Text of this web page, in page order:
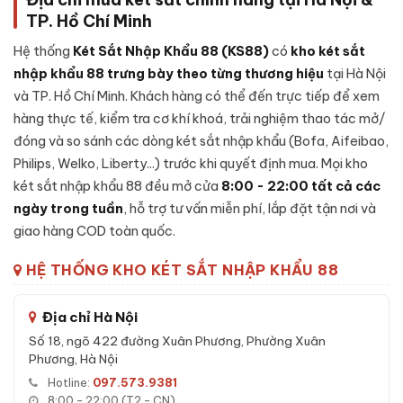
nguyên khối, đảm bảo khả năng chống đập phá và khoan
đục cao.
Cánh cửa đúc đặc:Cánh được đúc liền khối, có rãnh
chống cạy, đệm chống khói - duy trì khả năng kín khít
trong điều kiện nhiệt độ cao.
Lớp lõi chống cháy:Bên trong vỏ ngoài là lớp bê-tông
chống cháychuyên dụng kết hợp sợi cách nhiệt - giữ tài
sản nguyên vẹn khi xảy ra sự cố hoả hoạn.
Cơ cấu khoá:Khóa vân tay, được lắp đặt nguyên cụm từ
nhà sản xuất, tích hợp cảnh báo nhập sai liên tục.
Hệ thống chốt:Chốt thép 4 chiều bằng inox, kích thước
lớn - chống được các công cụ phá khoá thông dụng.
Đặc tính kỹ thuật Két sắt Aifeibao
BENSON120 Face ID vân tay chính hãng
TP. Hồ Chí Minh
Hệ thống Két Sắt Nhập Khẩu 88 (KS88)có kho két sắt
nhập khẩu 88 trưng bày theo từng thương hiệu tại Hà Nội
và TP. Hồ Chí Minh. Khách hàng có thể đến trực tiếp để xem
hàng thực tế, kiểm tra cơ khí khoá, trải nghiệm thao tác mở/
đóng và so sánh các dòng két sắt nhập khẩu (Bofa, Aifeibao,
Philips, Welko, Liberty...) trước khi quyết định mua. Mọi kho
két sắt nhập khẩu 88 đều mở cửa 8:00 - 22:00 tất cả các
ngày trong tuần, hỗ trợ tư vấn miễn phí, lắp đặt tận nơi và
giao hàng COD toàn quốc.
HỆ THỐNG KHO KÉT SẮT NHẬP KHẨU 88
Địa chỉ Hà Nội
Số 18, ngõ 422 đường Xuân Phương, Phường Xuân
Phương, Hà Nội
Hotline: 097.573.9381
8:00 - 22:00 (T2 - CN)